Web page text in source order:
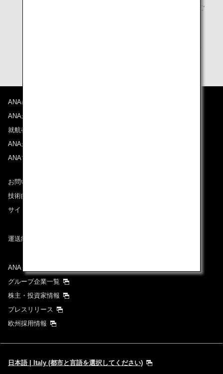
部機材を除く。）、アロマカード配布（数に限りがご
ANAについて
ANAからのお知らせ
就航都市
ANAがお約束する体験
ANAマイレージクラブ
お問い合わせ
技術的なお問い合わせ（推奨環境）
サイトマップ
運送約款
ANAグループについて
グループ企業一覧
株主・投資家情報
プレスリリース
欧州採用情報
日本語 | Italy (都市と言語を選択してください)